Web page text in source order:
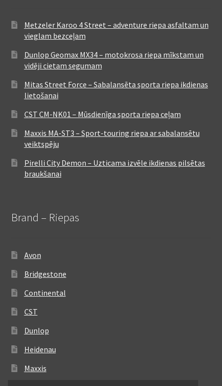
Metzeler Karoo 4 Street – adventure riepa asfaltam un
vieglam bezceļam
Dunlop Geomax MX34 – motokrosa riepa mīkstam un
vidēji cietam segumam
Mitas Street Force – Sabalansēta sporta riepa ikdienas
lietošanai
CST CM-NK01 – Mūsdienīga sporta riepa ceļam
Maxxis MA-ST3 – Sport-touring riepa ar sabalansētu
veiktspēju
Pirelli City Demon – Uzticama izvēle ikdienas pilsētas
braukšanai
Brand – Riepas
Avon
Bridgestone
Continental
CST
Dunlop
Heidenau
Maxxis